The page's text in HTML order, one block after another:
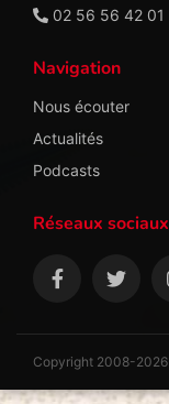
02 56 56 42 01
Navigation
Nous écouter
Actualités
Podcasts
Réseaux sociaux
Copyright 2008-